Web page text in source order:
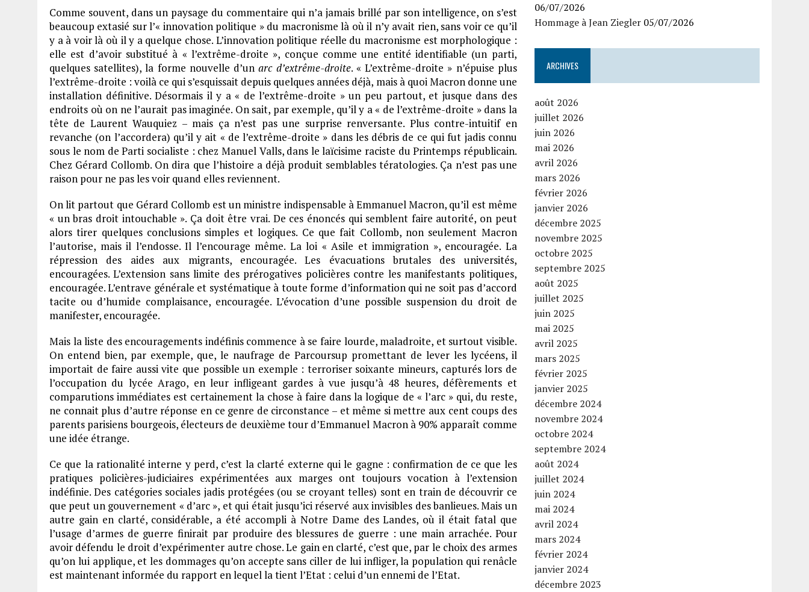
Comme souvent, dans un paysage du commentaire qui n’a jamais brillé par son intelligence, on s’est
beaucoup extasié sur l’« innovation politique » du macronisme là où il n’y avait rien, sans voir ce qu’il
y a à voir là où il y a quelque chose. L’innovation politique réelle du macronisme est morphologique :
elle est d’avoir substitué à « l’extrême-droite », conçue comme une entité identifiable (un parti,
quelques satellites), la forme nouvelle d’unarc d’extrême-droite. « L’extrême-droite » n’épuise plus
l’extrême-droite : voilà ce qui s’esquissait depuis quelques années déjà, mais à quoi Macron donne une
installation définitive. Désormais il y a « de l’extrême-droite » un peu partout, et jusque dans des
endroits où on ne l’aurait pas imaginée. On sait, par exemple, qu’il y a « de l’extrême-droite » dans la
tête de Laurent Wauquiez – mais ça n’est pas une surprise renversante. Plus contre-intuitif en
revanche (on l’accordera) qu’il y ait « de l’extrême-droite » dans les débris de ce qui fut jadis connu
sous le nom de Parti socialiste : chez Manuel Valls, dans le laïcisime raciste du Printemps républicain.
Chez Gérard Collomb. On dira que l’histoire a déjà produit semblables tératologies. Ça n’est pas une
raison pour ne pas les voir quand elles reviennent.
On lit partout que Gérard Collomb est un ministre indispensable à Emmanuel Macron, qu’il est même
« un bras droit intouchable ». Ça doit être vrai. De ces énoncés qui semblent faire autorité, on peut
alors tirer quelques conclusions simples et logiques. Ce que fait Collomb, non seulement Macron
l’autorise, mais il l’endosse. Il l’encourage même. La loi « Asile et immigration », encouragée. La
répression des aides aux migrants, encouragée. Les évacuations brutales des universités,
encouragées. L’extension sans limite des prérogatives policières contre les manifestants politiques,
encouragée. L’entrave générale et systématique à toute forme d’information qui ne soit pas d’accord
tacite ou d’humide complaisance, encouragée. L’évocation d’une possible suspension du droit de
manifester, encouragée.
Mais la liste des encouragements indéfinis commence à se faire lourde, maladroite, et surtout visible.
On entend bien, par exemple, que, le naufrage de Parcoursup promettant de lever les lycéens, il
importait de faire aussi vite que possible un exemple : terroriser soixante mineurs, capturés lors de
l’occupation du lycée Arago, en leur infligeant gardes à vue jusqu’à 48 heures, défèrements et
comparutions immédiates est certainement la chose à faire dans la logique de « l’arc » qui, du reste,
ne connait plus d’autre réponse en ce genre de circonstance – et même si mettre aux cent coups des
parents parisiens bourgeois, électeurs de deuxième tour d’Emmanuel Macron à 90% apparaît comme
une idée étrange.
Ce que la rationalité interne y perd, c’est la clarté externe qui le gagne : confirmation de ce que les
pratiques policières-judiciaires expérimentées aux marges ont toujours vocation à l’extension
indéfinie. Des catégories sociales jadis protégées (ou se croyant telles) sont en train de découvrir ce
que peut un gouvernement « d’arc », et qui était jusqu’ici réservé aux invisibles des banlieues. Mais un
autre gain en clarté, considérable, a été accompli à Notre Dame des Landes, où il était fatal que
l’usage d’armes de guerre finirait par produire des blessures de guerre : une main arrachée. Pour
avoir défendu le droit d’expérimenter autre chose. Le gain en clarté, c’est que, par le choix des armes
qu’on lui applique, et les dommages qu’on accepte sans ciller de lui infliger, la population qui renâcle
est maintenant informée du rapport en lequel la tient l’Etat : celui d’un ennemi de l’Etat.
06/07/2026
Hommage à Jean Ziegler 05/07/2026
ARCHIVES
août 2026
juillet 2026
juin 2026
mai 2026
avril 2026
mars 2026
février 2026
janvier 2026
décembre 2025
novembre 2025
octobre 2025
septembre 2025
août 2025
juillet 2025
juin 2025
mai 2025
avril 2025
mars 2025
février 2025
janvier 2025
décembre 2024
novembre 2024
octobre 2024
septembre 2024
août 2024
juillet 2024
juin 2024
mai 2024
avril 2024
mars 2024
février 2024
janvier 2024
décembre 2023